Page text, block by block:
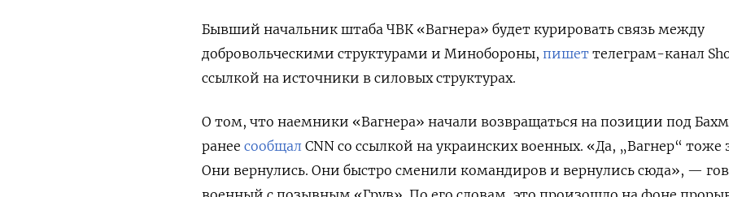
Бывший начальник штаба ЧВК «Вагнера» будет курировать связь между
добровольческими структурами и Минобороны, пишет телеграм-канал
ссылкой на источники в силовых структурах.
О том, что наемники «Вагнера» начали возвращаться на позиции под
ранее сообщал CNN со ссылкой на украинских военных. «Да, „Вагнер“ тоже
Они вернулись. Они быстро сменили командиров и вернулись сюда», —